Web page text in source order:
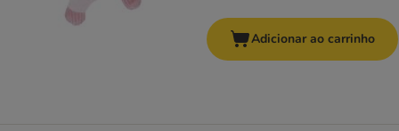
Adicionar ao carrinho